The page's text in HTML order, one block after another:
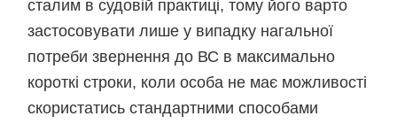
сталим в судовій практиці, тому його варто
застосовувати лише у випадку нагальної
потреби звернення до ВС в максимально
короткі строки, коли особа не має можливості
скористатись стандартними способами